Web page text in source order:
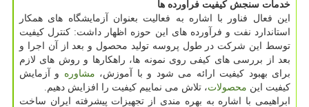
خدمات سنجش کیفیت فرآورده ها
این فعال فناور با اشاره به فعالیت بعنوان آزمایشگاه های همکار
استاندارد نفت و فرآورده های این حوزه اظهار داشت: کنترل کیفیت
توسط این شرکت در طول پروسه تولید محصول و بعد از آن اجرا و
بعد از بررسی های کیفی روی نمونه ها، راهکارها و روش های لازم
برای بهبود کیفیت ارائه می شود و با آموزش، مشاوره و آزمایش
کیفیت این محصولات، تلاش می نماییم کیفیت را افزایش دهیم.
ابراهیمی با اشاره به بهره مندی از تجهیزات پیشرفته ایران ساخت